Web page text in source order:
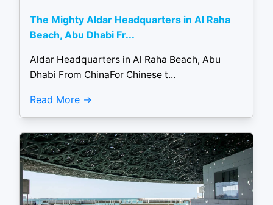
The Mighty Aldar Headquarters in Al Raha
Beach, Abu Dhabi Fr...
Aldar Headquarters in Al Raha Beach, Abu
Dhabi From ChinaFor Chinese t...
Read More